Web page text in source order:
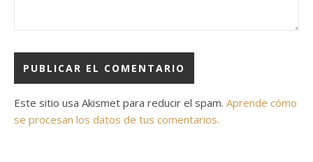
Este sitio usa Akismet para reducir el spam. Aprende cómo
se procesan los datos de tus comentarios.